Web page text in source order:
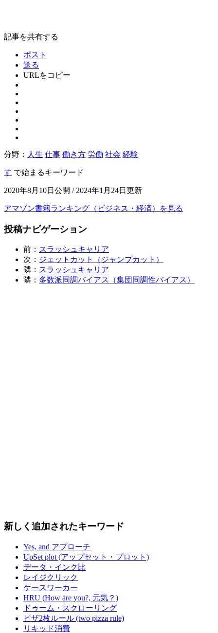
記事を共有する
ポスト
送る
URLをコピー
分野： 人生 仕事 働き方 労働 社会 経験
す で始まるキーワード
2020年8月10日公開 / 2024年1月24日更新
アマゾン書籍ランキング（ビジネス・経済）を見る
投稿ナビゲーション
前： スラッシュキャリア
次： ジェットカット（ジャンプカット）
隣： スラッシュキャリア
隣： 多数派同調バイアス（集団同調性バイアス）
新しく追加されたキーワード
Yes, and アプローチ
UpSet plot (アップセット・プロット)
データ・インク比
レイジクリック
ケースワーカー
HRU (How are you?, 元気？)
ドゥーム・スクローリング
ピザ2枚ルール (two pizza rule)
リキッド消費